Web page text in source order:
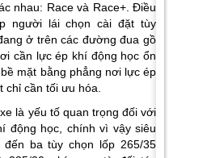
nhau: Race và Race+. Điều
người lái chọn cài đặt tùy
ở trên các đường đua gồ
cần lực ép khí động học ổn
mặt bằng phẳng nơi lực ép
chỉ cần tối ưu hóa.
là yếu tố quan trọng đối với
động học, chính vì vậy siêu
đến ba tùy chọn lốp 265/35